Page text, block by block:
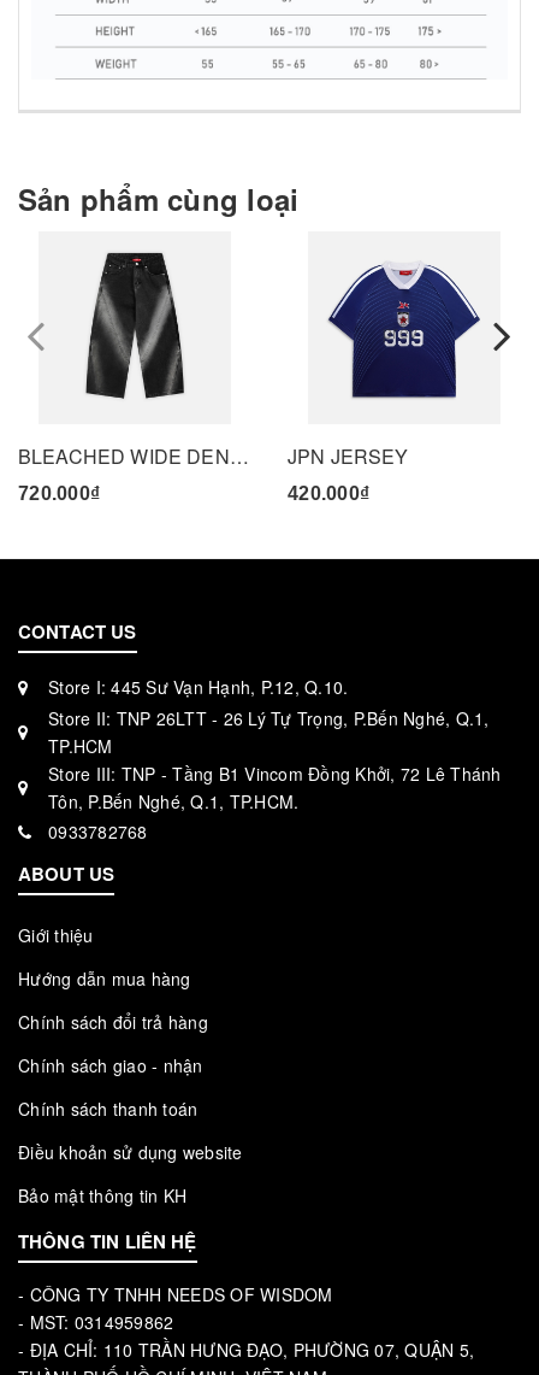
Sản phẩm cùng loại
BLEACHED WIDE DENIM PANTS - BLACK
720.000₫
JPN JERSEY
420.000₫
prev
CONTACT US
Store I: 445 Sư Vạn Hạnh, P.12, Q.10.
Store II: TNP 26LTT - 26 Lý Tự Trọng, P.Bến Nghé, Q.1,
TP.HCM
Store III: TNP - Tầng B1 Vincom Đồng Khởi, 72 Lê Thánh
Tôn, P.Bến Nghé, Q.1, TP.HCM.
0933782768
ABOUT US
Giới thiệu
Hướng dẫn mua hàng
Chính sách đổi trả hàng
Chính sách giao - nhận
Chính sách thanh toán
Điều khoản sử dụng website
Bảo mật thông tin KH
THÔNG TIN LIÊN HỆ
- CÔNG TY TNHH NEEDS OF WISDOM
- MST: 0314959862
- ĐỊA CHỈ: 110 TRẦN HƯNG ĐẠO, PHƯỜNG 07, QUẬN 5,